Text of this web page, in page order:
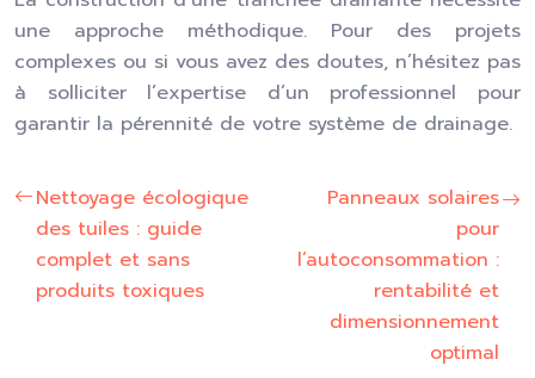
une approche méthodique. Pour des projets
complexes ou si vous avez des doutes, n’hésitez pas
à solliciter l’expertise d’un professionnel pour
garantir la pérennité de votre système de drainage.
Nettoyage écologique
des tuiles : guide
complet et sans
produits toxiques
Panneaux solaires
pour
l’autoconsommation :
rentabilité et
dimensionnement
optimal